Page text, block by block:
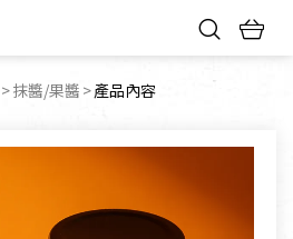
抹醬/果醬 目前頁面：
產品內容